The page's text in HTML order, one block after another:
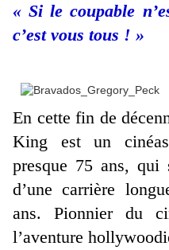
« Si le coupable
c’est vous tous ! »
En cette fin de
King est un
presque 75 ans, qui
d’une carrière
ans. Pionnier du
l’aventure